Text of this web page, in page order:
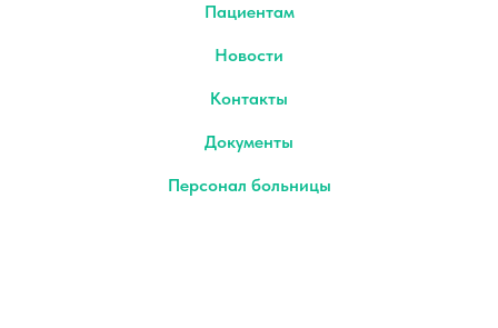
Пациентам
Новости
Контакты
Документы
Персонал больницы